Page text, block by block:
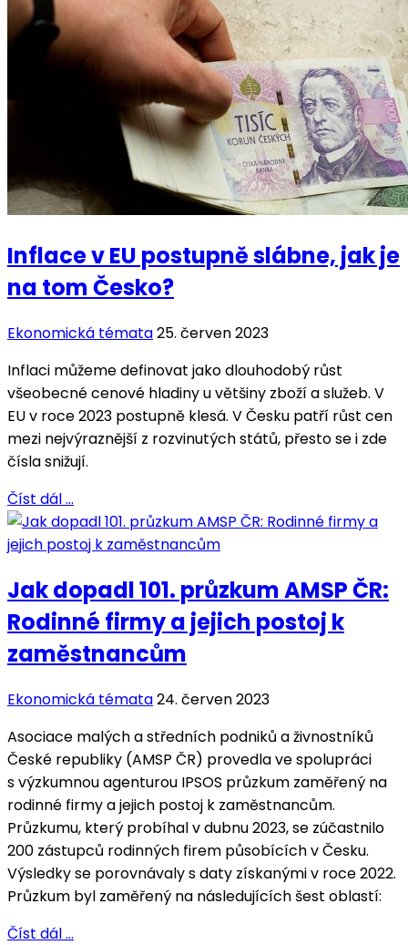
Inflace v EU postupně slábne, jak je
na tom Česko?
Ekonomická témata25. červen 2023
Inflaci můžeme definovat jako dlouhodobý růst
všeobecné cenové hladiny u většiny zboží a služeb. V
EU v roce 2023 postupně klesá. V Česku patří růst cen
mezi nejvýraznější z rozvinutých států, přesto se i zde
čísla snižují.
Číst dál …
Jak dopadl 101. průzkum AMSP ČR:
Rodinné firmy a jejich postoj k
zaměstnancům
Ekonomická témata24. červen 2023
Asociace malých a středních podniků a živnostníků
České republiky (AMSP ČR) provedla ve spolupráci
s výzkumnou agenturou IPSOS průzkum zaměřený na
rodinné firmy a jejich postoj k zaměstnancům.
Průzkumu, který probíhal v dubnu 2023, se zúčastnilo
200 zástupců rodinných firem působících v Česku.
Výsledky se porovnávaly s daty získanými v roce 2022.
Průzkum byl zaměřený na následujících šest oblastí:
Číst dál …